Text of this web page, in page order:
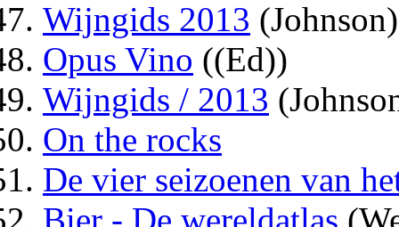
Wijngids 2013 (Johnson)
Opus Vino ((Ed))
Wijngids / 2013
On the rocks
De vier seizoenen van
Bier - De wereldatlas